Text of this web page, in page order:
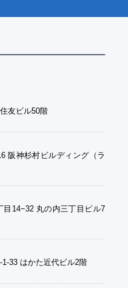
友ビル50階
阪神杉村ビルディング（ラ
14−32 丸の内三丁目ビル7
33 はかた近代ビル2階